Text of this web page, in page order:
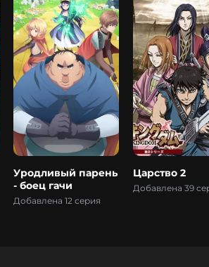
Уродливый парень
- боец гачи
Добавлена 12 серия
Царство 2
Добавлена 39